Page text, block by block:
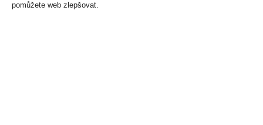
pomůžete web zlepšovat.